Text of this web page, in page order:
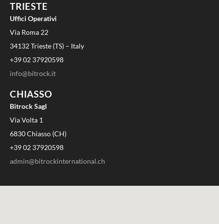
TRIESTE
Uffici Operativi
Via Roma 22
34132 Trieste (TS) – Italy
+39 02 37920598
info@bitrock.it
CHIASSO
Bitrock Sagl
Via Volta 1
6830 Chiasso (CH)
+39 02 37920598
admin@bitrockinternational.ch